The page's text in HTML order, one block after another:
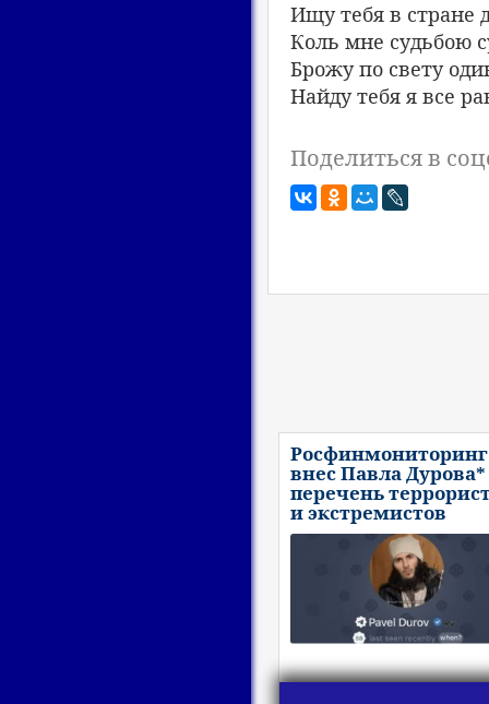
Ищу тебя в стране
Коль мне судьбою
Брожу по свету
Найду тебя я все
Поделиться в
Росфинмониторинг
внес Павла
перечень
и экстремистов